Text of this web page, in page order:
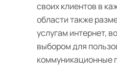
своих клиентов в
области также
услугам интернет,
выбором для
коммуникационные